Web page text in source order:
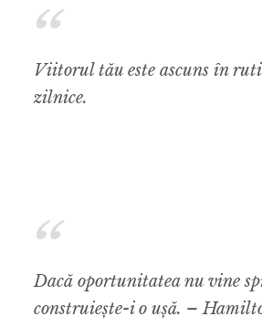
Viitorul tău este ascuns în
zilnice.
Dacă oportunitatea nu vine
construiește-i o ușă. –